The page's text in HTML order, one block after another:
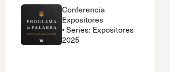
Conferencia
Expositores
• Series: Expositores
2025